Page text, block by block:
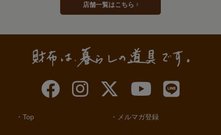
店舗一覧はこちら
Top メルマガ登録